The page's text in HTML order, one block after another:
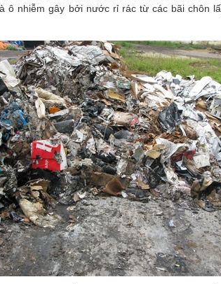
ô nhiễm gây bởi nước rỉ rác từ các bãi chôn